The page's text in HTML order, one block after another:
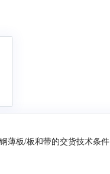
薄板/板和带的交货技术条件